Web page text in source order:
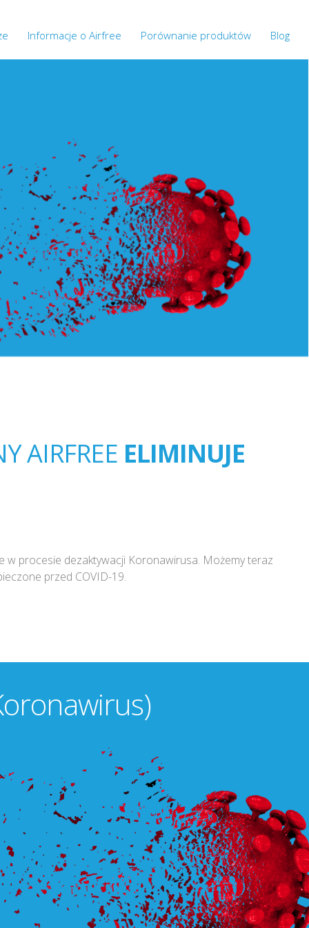
Informacje o Airfree Porównanie produktów Blog
AIRFREE ELIMINUJE
w procesie dezaktywacji Koronawirusa. Możemy teraz
przed COVID-19.